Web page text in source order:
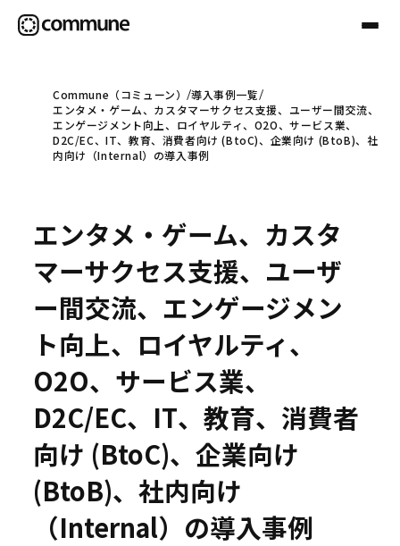
Communeについて
事例
セミナー
お役立ち情報
お問い合わせ
Commune（コミューン）
導入事例一覧
エンタメ・ゲーム、カスタマーサクセス支援、ユーザー間交流、
エンゲージメント向上、ロイヤルティ、O2O、サービス業、
D2C/EC、IT、教育、消費者向け (BtoC)、企業向け (BtoB)、社
内向け（Internal）の導入事例
エンタメ・ゲーム、カスタ
マーサクセス支援、ユーザ
ー間交流、エンゲージメン
ト向上、ロイヤルティ、
O2O、サービス業、
D2C/EC、IT、教育、消費者
向け (BtoC)、企業向け
(BtoB)、社内向け
（Internal）の導入事例